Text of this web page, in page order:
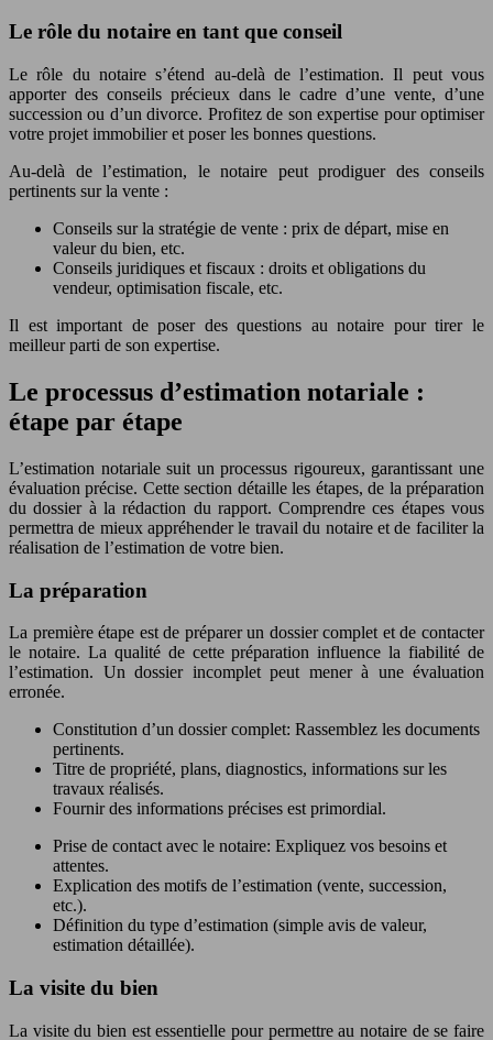
Le rôle du notaire en tant que conseil
Le rôle du notaire s’étend au-delà de l’estimation. Il peut vous
apporter des conseils précieux dans le cadre d’une vente, d’une
succession ou d’un divorce. Profitez de son expertise pour optimiser
votre projet immobilier et poser les bonnes questions.
Au-delà de l’estimation, le notaire peut prodiguer des conseils
pertinents sur la vente :
Conseils sur la stratégie de vente : prix de départ, mise en
valeur du bien, etc.
Conseils juridiques et fiscaux : droits et obligations du
vendeur, optimisation fiscale, etc.
Il est important de poser des questions au notaire pour tirer le
meilleur parti de son expertise.
Le processus d’estimation notariale :
étape par étape
L’estimation notariale suit un processus rigoureux, garantissant une
évaluation précise. Cette section détaille les étapes, de la préparation
du dossier à la rédaction du rapport. Comprendre ces étapes vous
permettra de mieux appréhender le travail du notaire et de faciliter la
réalisation de l’estimation de votre bien.
La préparation
La première étape est de préparer un dossier complet et de contacter
le notaire. La qualité de cette préparation influence la fiabilité de
l’estimation. Un dossier incomplet peut mener à une évaluation
erronée.
Constitution d’un dossier complet: Rassemblez les documents
pertinents.
Titre de propriété, plans, diagnostics, informations sur les
travaux réalisés.
Fournir des informations précises est primordial.
Prise de contact avec le notaire: Expliquez vos besoins et
attentes.
Explication des motifs de l’estimation (vente, succession,
etc.).
Définition du type d’estimation (simple avis de valeur,
estimation détaillée).
La visite du bien
La visite du bien est essentielle pour permettre au notaire de se faire